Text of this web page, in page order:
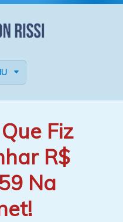
Fiz
R$
Na